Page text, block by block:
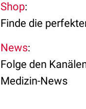
Shop:
Finde die
News:
Folge den
Medizin-News